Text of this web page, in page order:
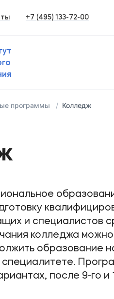
+7 (495) 133-72-00
программы Колледж
и специалистов
колледжа
образование
специалитете.
после 9-го и